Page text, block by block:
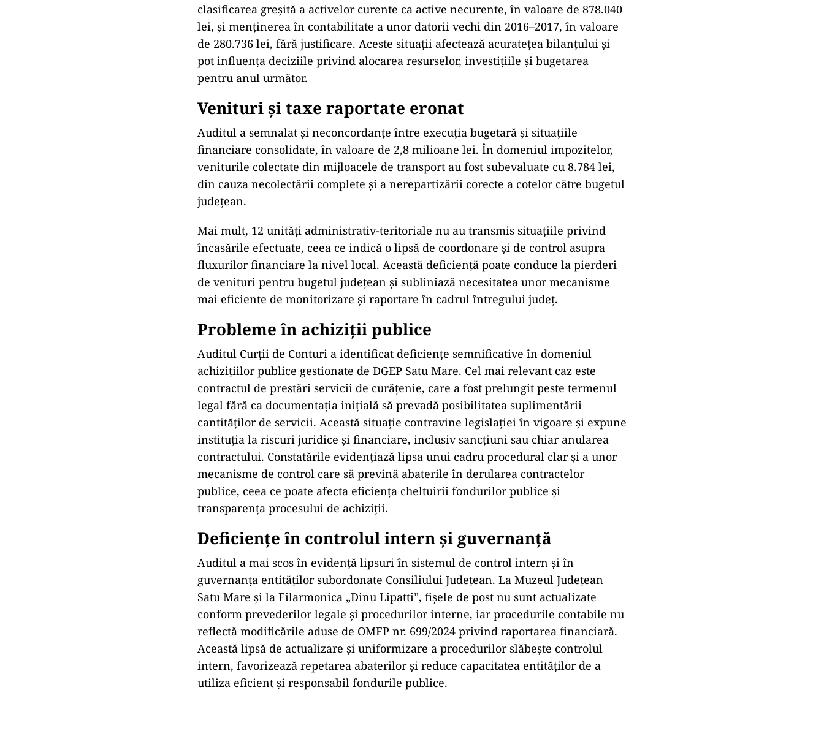
clasificarea greșită a activelor curente ca active necurente, în valoare de 878.040
lei, și menținerea în contabilitate a unor datorii vechi din 2016–2017, în valoare
de 280.736 lei, fără justificare. Aceste situații afectează acuratețea bilanțului și
pot influența deciziile privind alocarea resurselor, investițiile și bugetarea
pentru anul următor.
Venituri și taxe raportate eronat
Auditul a semnalat și neconcordanțe între execuția bugetară și situațiile
financiare consolidate, în valoare de 2,8 milioane lei. În domeniul impozitelor,
veniturile colectate din mijloacele de transport au fost subevaluate cu 8.784 lei,
din cauza necolectării complete și a nerepartizării corecte a cotelor către bugetul
județean.
Mai mult, 12 unități administrativ-teritoriale nu au transmis situațiile privind
încasările efectuate, ceea ce indică o lipsă de coordonare și de control asupra
fluxurilor financiare la nivel local. Această deficiență poate conduce la pierderi
de venituri pentru bugetul județean și subliniază necesitatea unor mecanisme
mai eficiente de monitorizare și raportare în cadrul întregului județ.
Probleme în achiziții publice
Auditul Curții de Conturi a identificat deficiențe semnificative în domeniul
achizițiilor publice gestionate de DGEP Satu Mare. Cel mai relevant caz este
contractul de prestări servicii de curățenie, care a fost prelungit peste termenul
legal fără ca documentația inițială să prevadă posibilitatea suplimentării
cantităților de servicii. Această situație contravine legislației în vigoare și expune
instituția la riscuri juridice și financiare, inclusiv sancțiuni sau chiar anularea
contractului. Constatările evidențiază lipsa unui cadru procedural clar și a unor
mecanisme de control care să prevină abaterile în derularea contractelor
publice, ceea ce poate afecta eficiența cheltuirii fondurilor publice și
transparența procesului de achiziții.
Deficiențe în controlul intern și guvernanță
Auditul a mai scos în evidență lipsuri în sistemul de control intern și în
guvernanța entităților subordonate Consiliului Județean. La Muzeul Județean
Satu Mare și la Filarmonica „Dinu Lipatti”, fișele de post nu sunt actualizate
conform prevederilor legale și procedurilor interne, iar procedurile contabile nu
reflectă modificările aduse de OMFP nr. 699/2024 privind raportarea financiară.
Această lipsă de actualizare și uniformizare a procedurilor slăbește controlul
intern, favorizează repetarea abaterilor și reduce capacitatea entităților de a
utiliza eficient și responsabil fondurile publice.